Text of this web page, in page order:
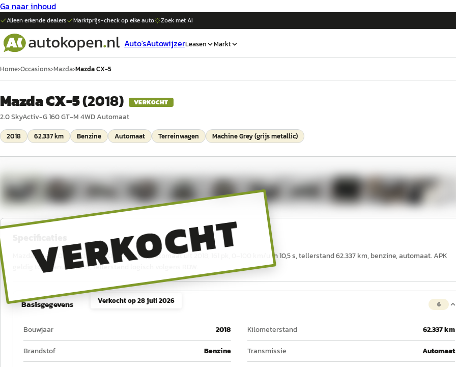
Ga naar inhoud
Alleen erkende dealers Marktprijs-check op elkeauto Zoek met AI
Auto'sAutowijzerLeasen Markt
Home›Occasions›Mazda›Mazda CX-5
Mazda CX-5(2018) VERKOCHT
2.0 SkyActiv-G 160 GT-M 4WD Automaat
2018 62.337 km Benzine Automaat Terreinwagen Machine Grey (grijs metallic)
1
VERKOCHT
Verkocht op28 juli 2026
Mazda CX-5 2.0 SkyActiv-G 160 GT-M 4WD Automaat uit 2018, 161 pk, 0–100 km/u in 10,5 s, tellerstand 62.337 km, benzine, automaat. APK
geldig tot 8 januari 2027, tellerstand logisch volgens RDW.
Basisgegevens 6
Bouwjaar 2018 Kilometerstand
62.337 km
Brandstof
Benzine Transmissie
Automaat